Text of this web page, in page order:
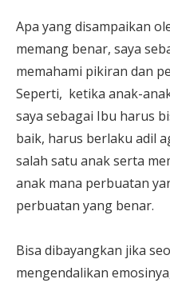
Apa yang disampaikan
memang benar, saya
memahami pikiran dan
Seperti, ketika anak-
saya sebagai Ibu harus
baik, harus berlaku adil
salah satu anak serta
anak mana perbuatan
perbuatan yang benar.
Bisa dibayangkan jika
mengendalikan